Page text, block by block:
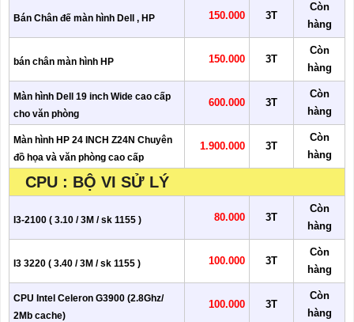
Bán Chân đế màn hình Dell , HP 150.000 3T
Còn
hàng
bán chân màn hình HP 150.000 3T
Còn
hàng
Màn hình Dell 19 inch Wide cao cấp
cho văn phòng
600.000 3T
Còn
hàng
Màn hình HP 24 INCH Z24N Chuyên
đồ họa và văn phòng cao cấp
1.900.000 3T
Còn
hàng
CPU : BỘ VI SỬ LÝ
I3-2100 ( 3.10 / 3M / sk 1155 ) 80.000 3T
Còn
hàng
I3 3220 ( 3.40 / 3M / sk 1155 ) 100.000 3T
Còn
hàng
CPU Intel Celeron G3900 (2.8Ghz/
2Mb cache)
100.000 3T
Còn
hàng